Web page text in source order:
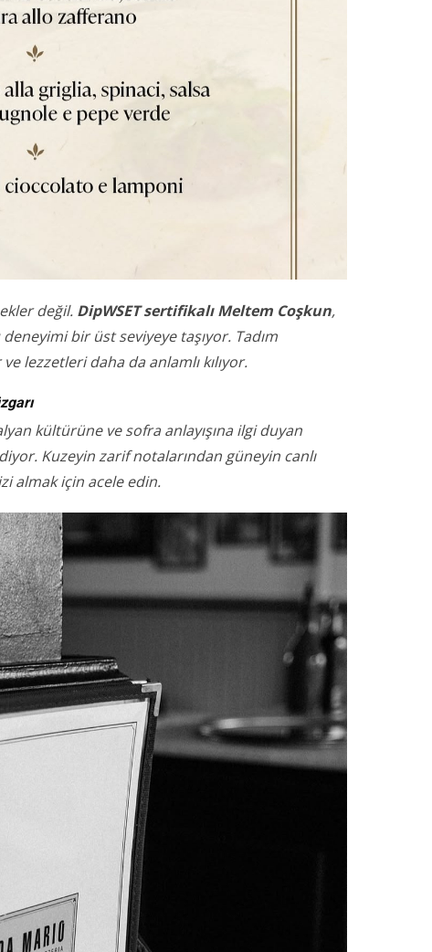
değil. DipWSET sertifikalı Meltem Coşkun,
bir üst seviyeye taşıyor. Tadım
lezzetleri daha da anlamlı kılıyor.
kültürüne ve sofra anlayışına ilgi duyan
Kuzeyin zarif notalarından güneyin canlı
almak için acele edin.